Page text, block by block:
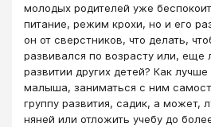
молодых родителей уже
питание, режим крохи, но и его
он от сверстников, что делать,
развивался по возрасту или, еще
развитии других детей? Как лучше
малыша, заниматься с ним
группу развития, садик, а может,
няней или отложить учебу до